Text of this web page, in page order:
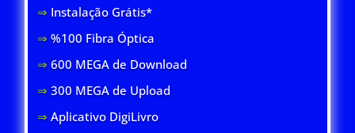
⇒ Instalação Grátis*
⇒ %100 Fibra Óptica
⇒ 600 MEGA de Download
⇒300 MEGA de Upload
⇒Aplicativo DigiLivro